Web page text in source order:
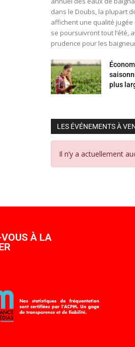
dans le Doubs, la plupart
affichent une qualité
se poursuivront tout l’été,
prudence pour les
plus
LES ÉVÉNEMENTS À
Il n’y a actuellement
À LA